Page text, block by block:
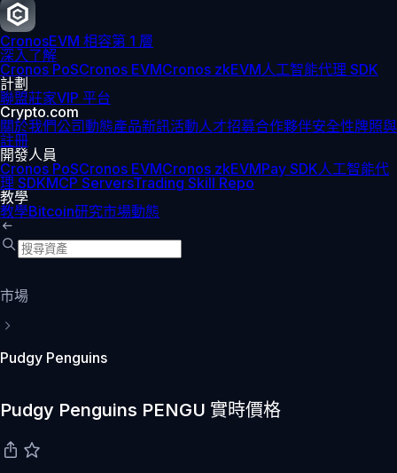
CronosEVM 相容第 1 層
深入了解
Cronos PoSCronos EVMCronos zkEVM人工智能代理 SDK
計劃
聯盟莊家VIP 平台
Crypto.com
關於我們公司動態產品新訊活動人才招募合作夥伴安全性牌照與
註冊
開發人員
Cronos PoSCronos EVMCronos zkEVMPay SDK人工智能代
理 SDKMCP ServersTrading Skill Repo
教學
教學Bitcoin研究市場動態
市場
Pudgy Penguins
Pudgy Penguins PENGU 實時價格